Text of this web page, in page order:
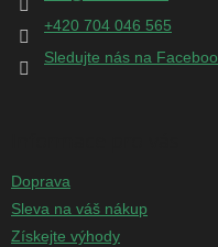
+420 704 046 565
Sledujte nás na
Doprava
Sleva na váš nákup
Získejte výhody